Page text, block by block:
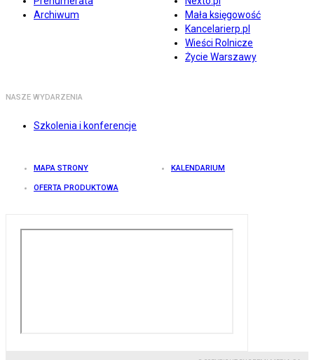
Archiwum
Mała księgowość
Kancelarierp.pl
Wieści Rolnicze
Życie Warszawy
NASZE WYDARZENIA
Szkolenia i konferencje
MAPA STRONY KALENDARIUM
OFERTA PRODUKTOWA